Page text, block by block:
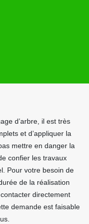
d’arbre, il est très
et d’appliquer la
mettre en danger la
confier les travaux
Pour votre besoin de
de la réalisation
directement
demande est faisable